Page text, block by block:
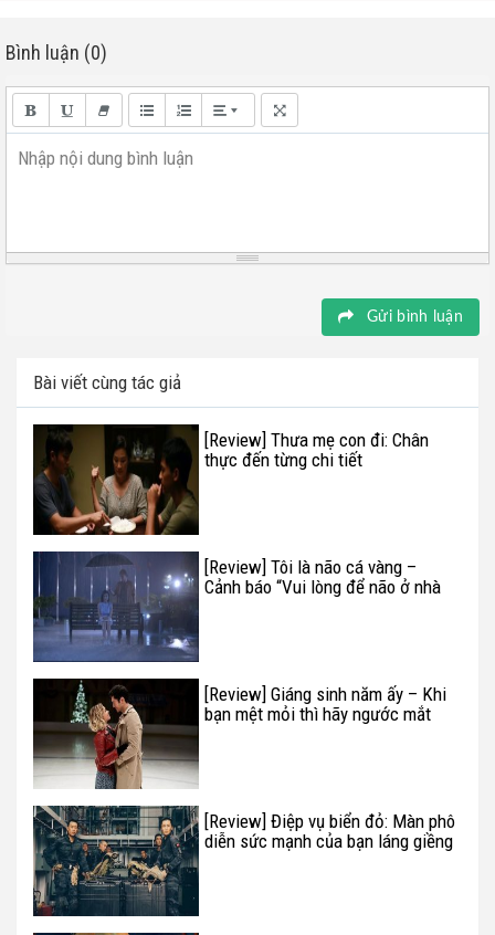
Bình luận (0)
Nhập nội dung bình luận
Gửi bình luận
Bài viết cùng tác giả
[Review] Thưa mẹ con đi: Chân
thực đến từng chi tiết
[Review] Tôi là não cá vàng –
Cảnh báo “Vui lòng để não ở nhà
[Review] Giáng sinh năm ấy – Khi
bạn mệt mỏi thì hãy ngước mắt
[Review] Điệp vụ biển đỏ: Màn phô
diễn sức mạnh của bạn láng giềng